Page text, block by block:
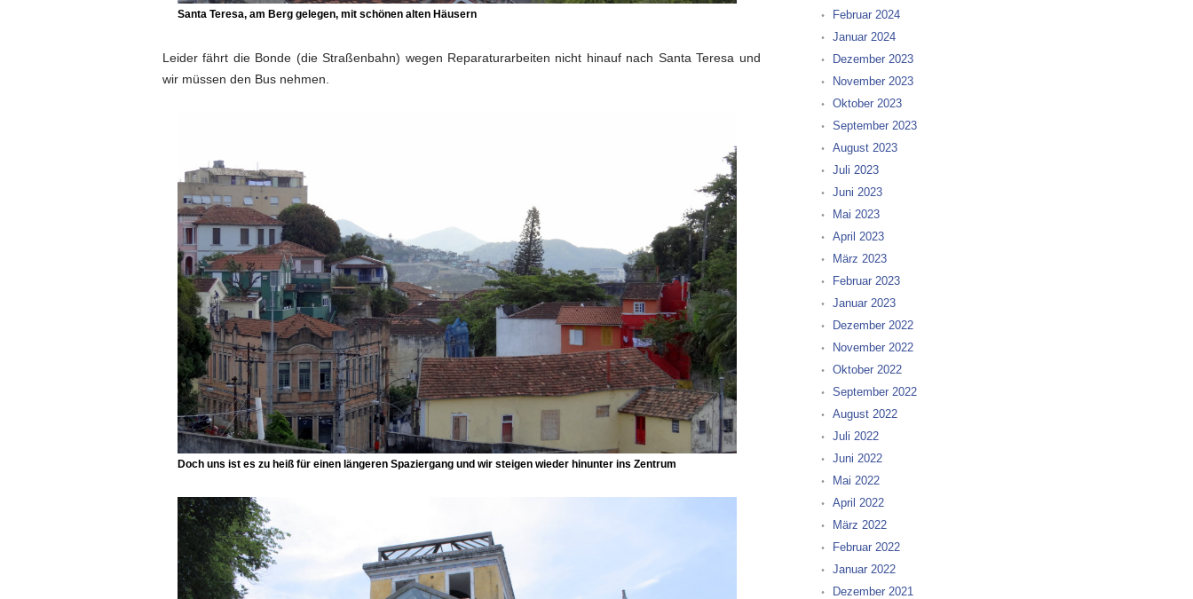
Santa Teresa, am Berg gelegen, mit schönen alten Häusern
Leider fährt die Bonde (die Straßenbahn) wegen Reparaturarbeiten nicht hinauf nach Santa Teresa und
wir müssen den Bus nehmen.
Doch uns ist es zu heiß für einen längeren Spaziergang und wir steigen wieder hinunter ins Zentrum
Februar 2024
Januar 2024
Dezember 2023
November 2023
Oktober 2023
September 2023
August 2023
Juli 2023
Juni 2023
Mai 2023
April 2023
März 2023
Februar 2023
Januar 2023
Dezember 2022
November 2022
Oktober 2022
September 2022
August 2022
Juli 2022
Juni 2022
Mai 2022
April 2022
März 2022
Februar 2022
Januar 2022
Dezember 2021